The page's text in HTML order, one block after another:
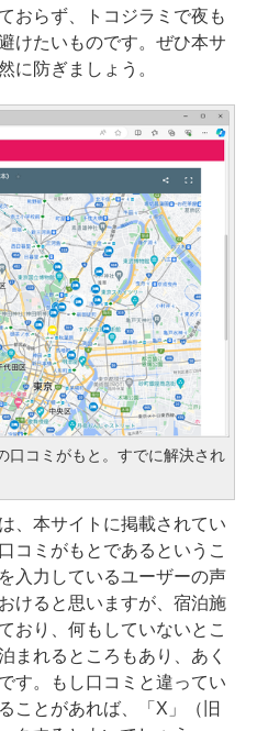
おらず、トコジラミで夜も
たいものです。ぜひ本サ
に防ぎましょう。
口コミがもと。すでに解決され
、本サイトに掲載されてい
コミがもとであるというこ
入力しているユーザーの声
けると思いますが、宿泊施
おり、何もしていないとこ
まれるところもあり、あく
す。もし口コミと違ってい
ことがあれば、「X」（旧